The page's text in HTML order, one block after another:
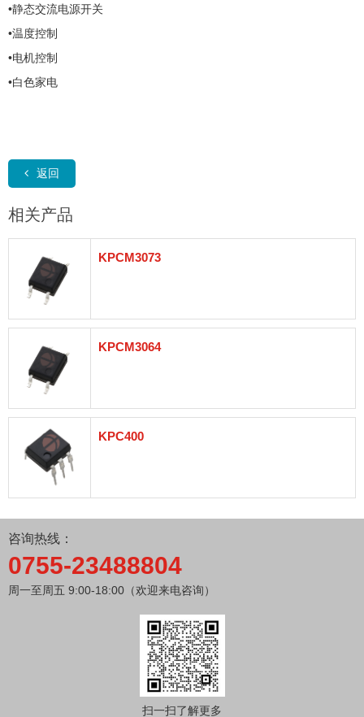
•静态交流电源开关
•温度控制
•电机控制
•白色家电
返回
相关产品
KPCM3073
KPCM3064
KPC400
咨询热线：
0755-23488804
周一至周五 9:00-18:00（欢迎来电咨询）
扫一扫了解更多